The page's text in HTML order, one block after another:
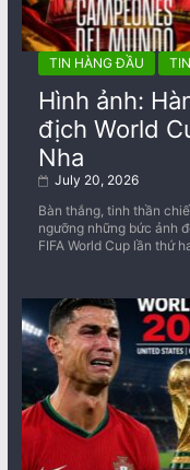
TIN HÀNG ĐẦU
Hình ảnh:
địch World
Nha
July 20, 2026
Bàn thắng, tinh thần
ngưỡng những bức ảnh
FIFA World Cup lần thứ